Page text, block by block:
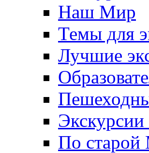
Наш Мир
Темы для
Лучшие
По старой